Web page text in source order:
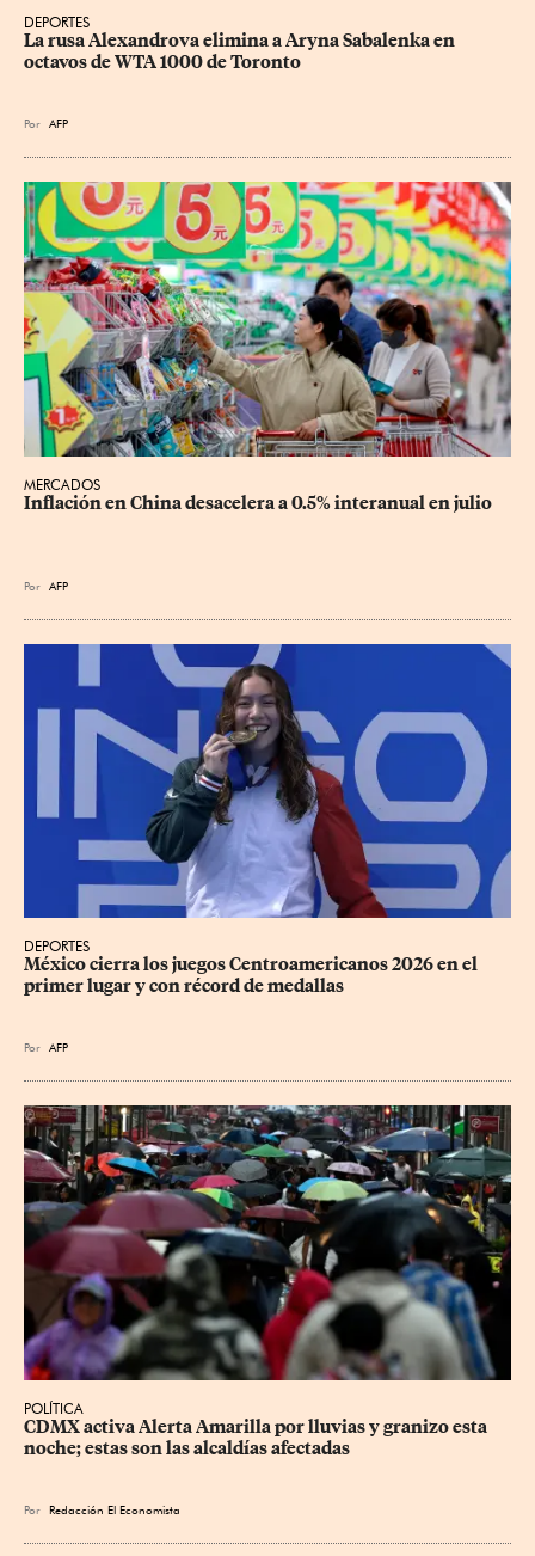
DEPORTES
La rusa Alexandrova elimina a Aryna Sabalenka en
octavos de WTA 1000 de Toronto
Por AFP
MERCADOS
Inflación en China desacelera a 0.5% interanual en julio
Por AFP
DEPORTES
México cierra los juegos Centroamericanos 2026 en el
primer lugar y con récord de medallas
Por AFP
POLÍTICA
CDMX activa Alerta Amarilla por lluvias y granizo esta
noche; estas son las alcaldías afectadas
Por Redacción El Economista